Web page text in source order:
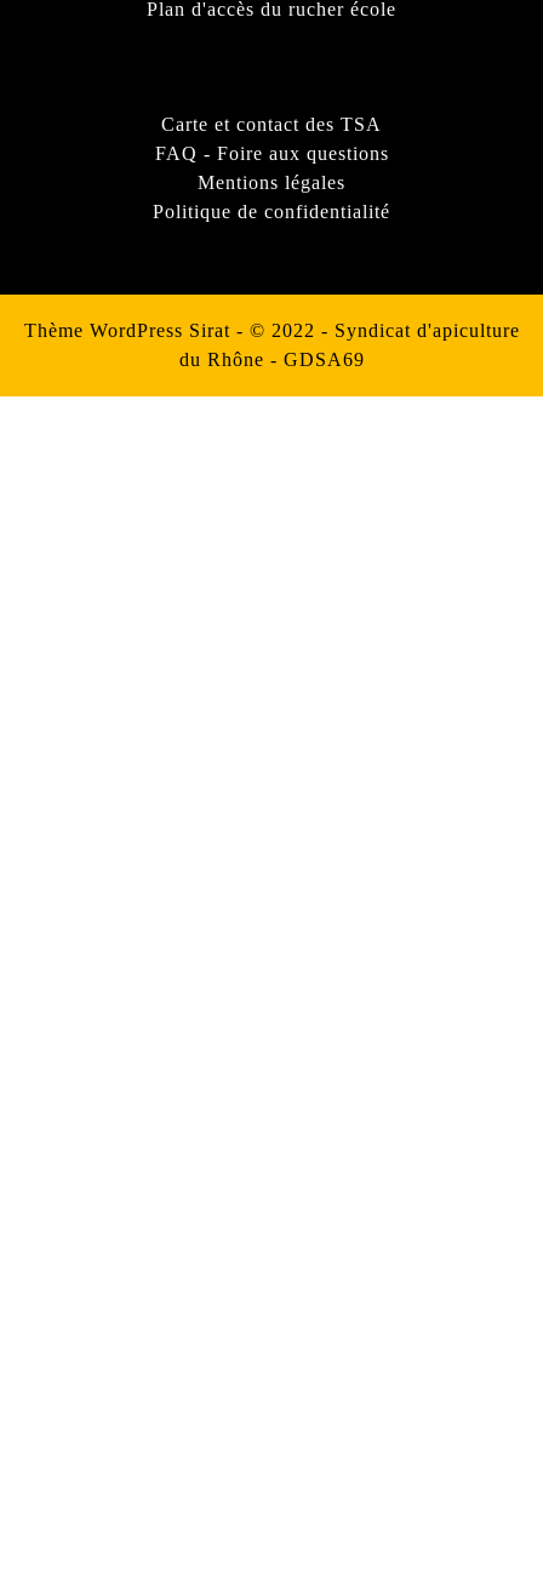
Plan d'accès du rucher école
Carte et contact des TSA
FAQ - Foire aux questions
Mentions légales
Politique de confidentialité
Thème WordPress Sirat - © 2022 - Syndicat d'apiculture
du Rhône - GDSA69